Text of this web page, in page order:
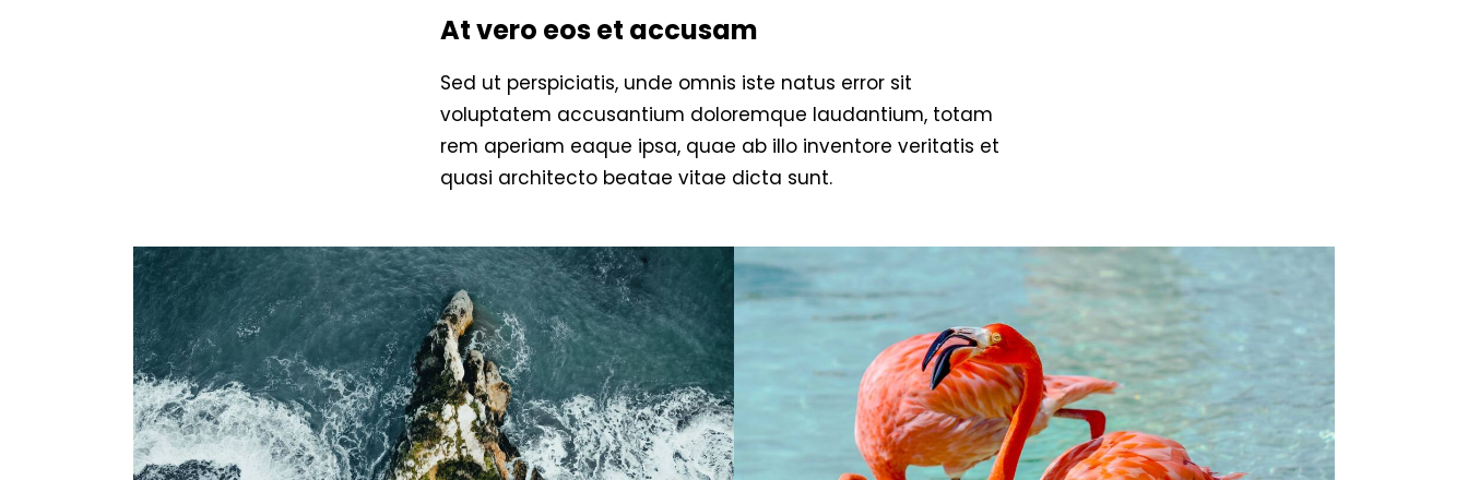
At vero eos et accusam
Sed ut perspiciatis, unde omnis iste natus error sit
voluptatem accusantium doloremque laudantium, totam
rem aperiam eaque ipsa, quae ab illo inventore veritatis et
quasi architecto beatae vitae dicta sunt.